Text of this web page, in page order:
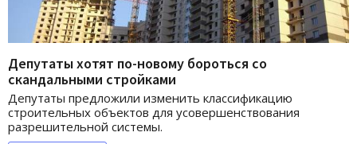
Депутаты хотят по-новому бороться со
скандальными стройками
Депутаты предложили изменить классификацию
строительных объектов для усовершенствования
разрешительной системы.